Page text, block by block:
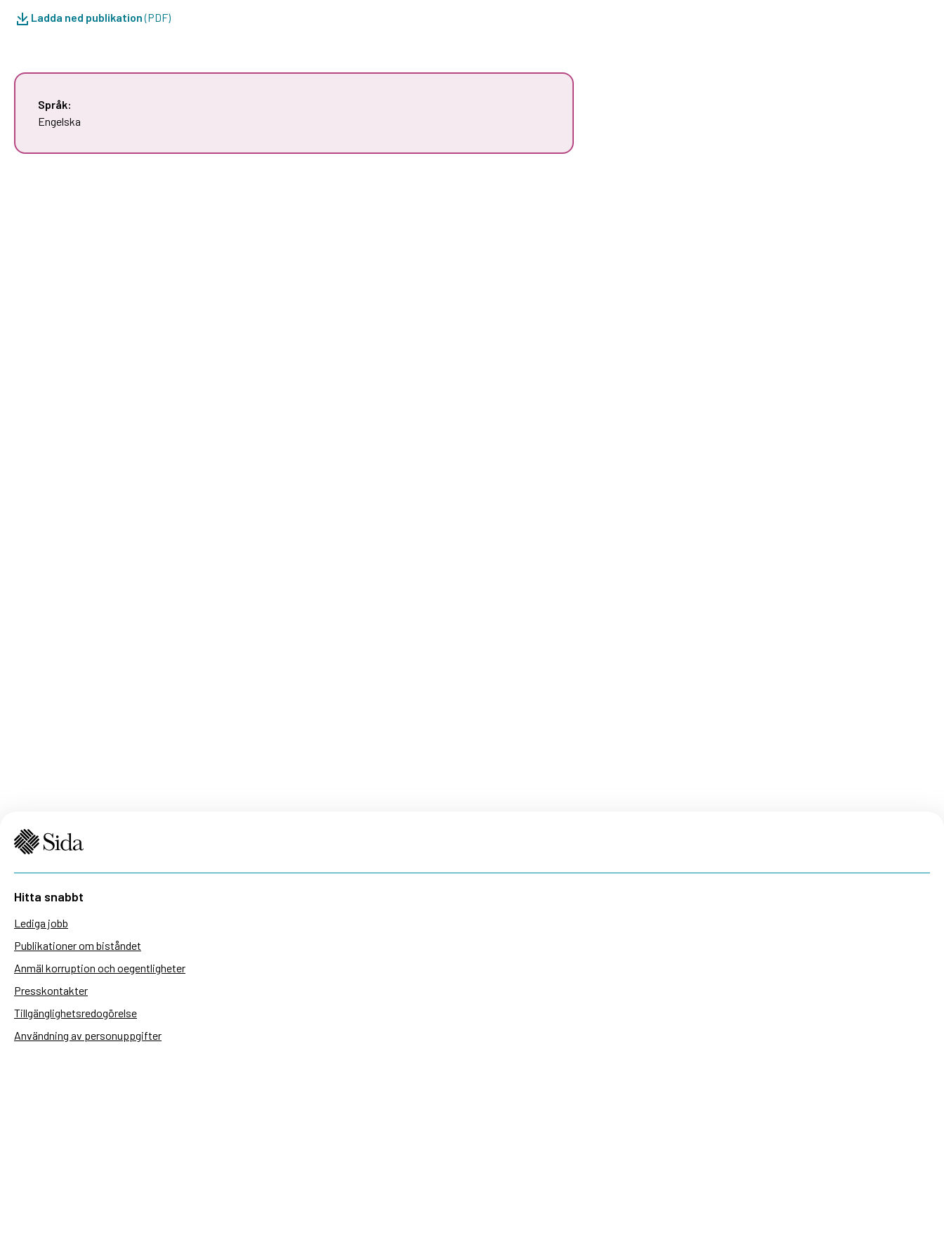
Ladda ned publikation(PDF)
Språk:
Engelska
Hitta snabbt
Lediga jobb
Publikationer om biståndet
Anmäl korruption och oegentligheter
Presskontakter
Tillgänglighetsredogörelse
Användning av personuppgifter